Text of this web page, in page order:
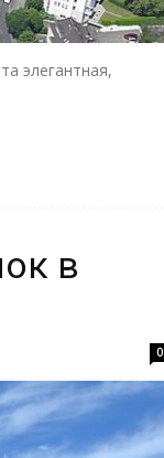
элегантная,
в
0